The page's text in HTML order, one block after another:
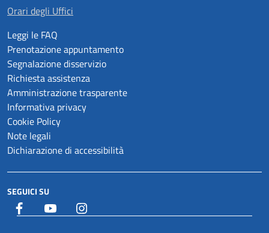
Orari degli Uffici
Leggi le FAQ
Prenotazione appuntamento
Segnalazione disservizio
Richiesta assistenza
Amministrazione trasparente
Informativa privacy
Cookie Policy
Note legali
Dichiarazione di accessibilità
SEGUICI SU
Facebook YouTube